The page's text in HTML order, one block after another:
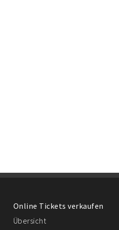
Online Tickets verkaufen
Übersicht